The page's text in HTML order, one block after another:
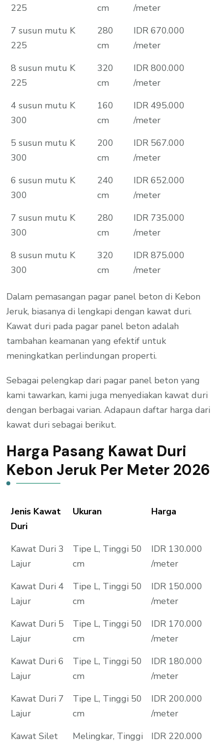
225
cm
/meter
7 susun mutu K
225
280
cm
IDR 670.000
/meter
8 susun mutu K
225
320
cm
IDR 800.000
/meter
4 susun mutu K
300
160
cm
IDR 495.000
/meter
5 susun mutu K
300
200
cm
IDR 567.000
/meter
6 susun mutu K
300
240
cm
IDR 652.000
/meter
7 susun mutu K
300
280
cm
IDR 735.000
/meter
8 susun mutu K
300
320
cm
IDR 875.000
/meter
Dalam pemasangan pagar panel beton di Kebon
Jeruk, biasanya di lengkapi dengan kawat duri.
Kawat duri pada pagar panel beton adalah
tambahan keamanan yang efektif untuk
meningkatkan perlindungan properti.
Sebagai pelengkap dari pagar panel beton yang
kami tawarkan, kami juga menyediakan kawat duri
dengan berbagai varian. Adapaun daftar harga dari
kawat duri sebagai berikut.
Harga Pasang Kawat Duri
Kebon Jeruk Per Meter 2026
Jenis Kawat
Duri
Ukuran Harga
Kawat Duri 3
Lajur
Tipe L, Tinggi 50
cm
IDR 130.000
/meter
Kawat Duri 4
Lajur
Tipe L, Tinggi 50
cm
IDR 150.000
/meter
Kawat Duri 5
Lajur
Tipe L, Tinggi 50
cm
IDR 170.000
/meter
Kawat Duri 6
Lajur
Tipe L, Tinggi 50
cm
IDR 180.000
/meter
Kawat Duri 7
Lajur
Tipe L, Tinggi 50
cm
IDR 200.000
/meter
Kawat Silet
Melingkar, Tinggi
IDR 220.000